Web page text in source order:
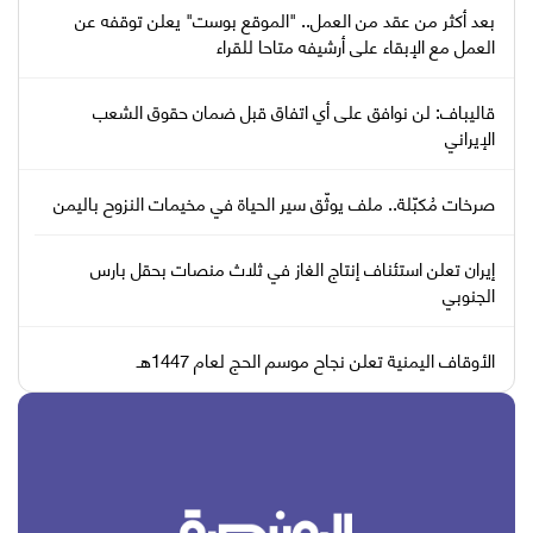
بعد أكثر من عقد من العمل.. "الموقع بوست" يعلن توقفه عن
العمل مع الإبقاء على أرشيفه متاحا للقراء
قاليباف: لن نوافق على أي اتفاق قبل ضمان حقوق الشعب
الإيراني
صرخات مُكبّلة.. ملف يوثّق سير الحياة في مخيمات النزوح باليمن
إيران تعلن استئناف إنتاج الغاز في ثلاث منصات بحقل بارس
الجنوبي
الأوقاف اليمنية تعلن نجاح موسم الحج لعام 1447هـ